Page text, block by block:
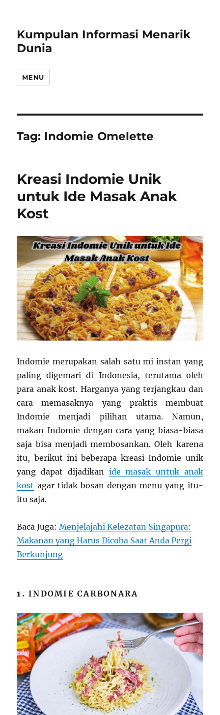
Kumpulan Informasi Menarik
Dunia
MENU
Tag: Indomie Omelette
Kreasi Indomie Unik
untuk Ide Masak Anak
Kost
Indomie merupakan salah satu mi instan yang
paling digemari di Indonesia, terutama oleh
para anak kost. Harganya yang terjangkau dan
cara memasaknya yang praktis membuat
Indomie menjadi pilihan utama. Namun,
makan Indomie dengan cara yang biasa-biasa
saja bisa menjadi membosankan. Oleh karena
itu, berikut ini beberapa kreasi Indomie unik
yang dapat dijadikan ide masak untuk anak
kost agar tidak bosan dengan menu yang itu-
itu saja.
Baca Juga:Menjelajahi Kelezatan Singapura:
Makanan yang Harus Dicoba Saat Anda Pergi
Berkunjung
1.INDOMIE CARBONARA